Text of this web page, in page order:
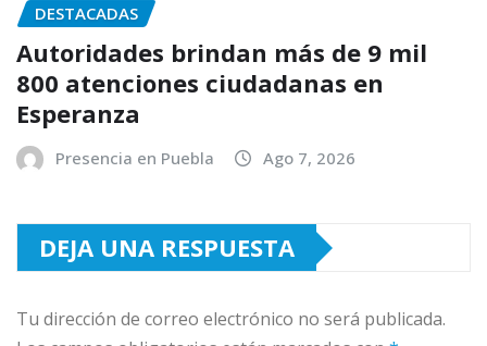
DESTACADAS
Autoridades brindan más de 9 mil
800 atenciones ciudadanas en
Esperanza
Presencia en Puebla Ago 7, 2026
DEJA UNA RESPUESTA
Tu dirección de correo electrónico no será publicada.